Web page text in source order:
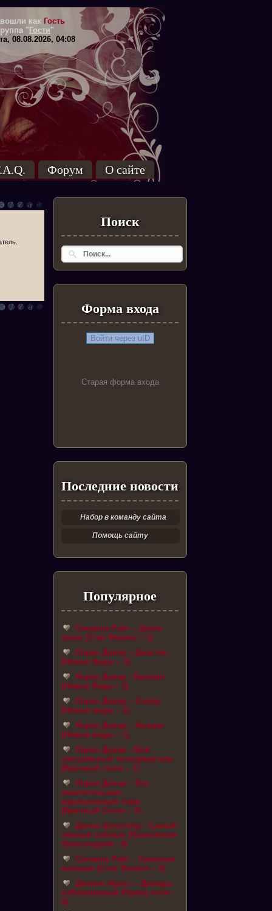
как Гость
" Гости"
08.08.2026, 04:08
Форум О сайте
Поиск
Форма входа
Войти через uID
Старая форма входа
Последние новости
Набор в команду сайта
Помощь сайту
Популярное
Сюзанна Райт – Дикие
грехи (Стая Феникс – 1)
Лорен Донер – Джастис
(Новые Виды – 4)
Лорен Донер - Валиант
(Новые Виды - 3)
Лорен Донер – Слейд
(Новые виды – 2)
Лорен Донер – Фьюри
(Новые виды – 1)
Лорен Донер - Мой
сексуальный телохранитель
(Брачный сезон – 1)
Лорен Донер – Его
замечательная,
мурлыкающая пара
(Брачный Сезон – 2)
Джена Шоуолтер - Самый
темный соблазн (Повелители
Преисподней - 9)
Сюзанна Райт – Грешные
желания (Стая Феникс – 2)
Джанин Фрост – Дважды
соблазненный (Принц ночи –
2)